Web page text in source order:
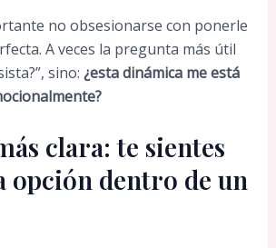
no obsesionarse con ponerle
A veces la pregunta más útil
sino: ¿esta dinámica me está
clara: te sientes
opción dentro de un